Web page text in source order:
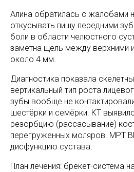
Алина обратилась с жалобами
откусывать пищу передними
боли в области челюстного
заметна щель между верхними
около 4 мм.
Диагностика показала
вертикальный тип роста
зубы вообще не
шестёрки и семёрки. КТ
резорбцию (рассасывание)
перегруженных моляров. МРТ
дисфункцию сустава.
План лечения: брекет-система